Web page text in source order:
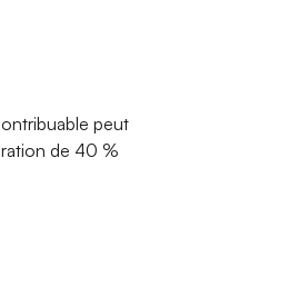
peut
de 40 %